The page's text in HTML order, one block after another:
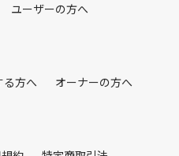
ユーザーの方へ
る方へ オーナーの方へ